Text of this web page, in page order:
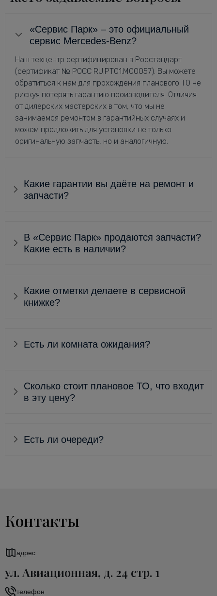
«Сервис Парк» – это официальный
сервис Mercedes-Benz?
Наш техцентр сертифицирован в Росстандарт
(сертификат № РОСС RU.РТ01.М00057). Вы можете
обратиться к нам для прохождения планового ТО не
рискуя потерять гарантию производителя. Отличия
от дилерских мастерских в том, что мы не
занимаемся ремонтом в гарантийных случаях и
можем предложить для установки не только
оригинальную запчасть, но и аналогичную.
Какие гарантии вы даёте на ремонт и
запчасти?
В «Сервис Парк» продаются запчасти?
Какие есть в наличии?
Какие отметки делаете в сервисной
книжке?
Есть ли комната ожидания?
Сколько стоит плановое ТО, что входит
в эту цену?
Есть ли очереди?
Контакты
адрес
ул. Авиационная, д. 24 стр. 1
телефон